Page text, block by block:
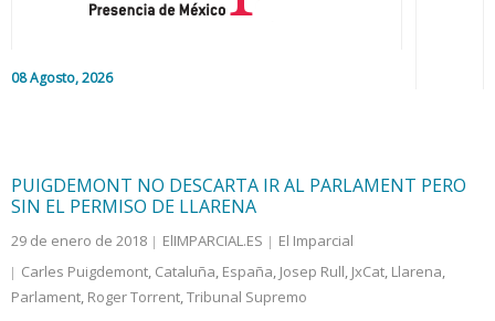
08 Agosto, 2026
Colaboradores
PUIGDEMONT NO DESCARTA IR AL PARLAMENT PERO
SIN EL PERMISO DE LLARENA
29 de enero de 2018 ElIMPARCIAL.ES
El Imparcial
Carles Puigdemont, Cataluña, España, Josep Rull, JxCat, Llarena,
Parlament, Roger Torrent,Tribunal Supremo